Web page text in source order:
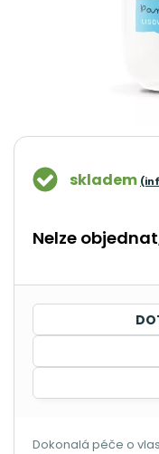
skladem
Nelze
Dokonalá péče o